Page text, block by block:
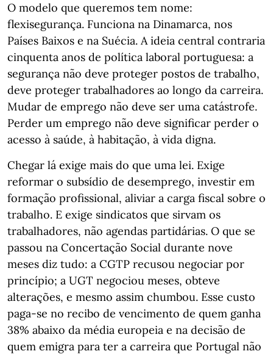
O modelo que queremos tem nome:
flexisegurança. Funciona na Dinamarca, nos
Países Baixos e na Suécia. A ideia central contraria
cinquenta anos de política laboral portuguesa: a
segurança não deve proteger postos de trabalho,
deve proteger trabalhadores ao longo da carreira.
Mudar de emprego não deve ser uma catástrofe.
Perder um emprego não deve significar perder o
acesso à saúde, à habitação, à vida digna.
Chegar lá exige mais do que uma lei. Exige
reformar o subsídio de desemprego, investir em
formação profissional, aliviar a carga fiscal sobre o
trabalho. E exige sindicatos que sirvam os
trabalhadores, não agendas partidárias. O que se
passou na Concertação Social durante nove
meses diz tudo: a CGTP recusou negociar por
princípio; a UGT negociou meses, obteve
alterações, e mesmo assim chumbou. Esse custo
paga-se no recibo de vencimento de quem ganha
38% abaixo da média europeia e na decisão de
quem emigra para ter a carreira que Portugal não